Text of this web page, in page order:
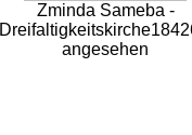
Zminda Sameba -
Dreifaltigkeitskirche
angesehen